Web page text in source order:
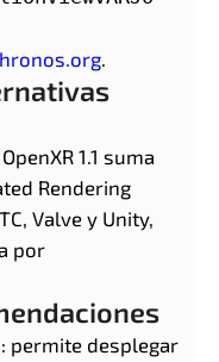
.
OpenXR 1.1 suma
Rendering
Valve y Unity,
por
: permite desplegar